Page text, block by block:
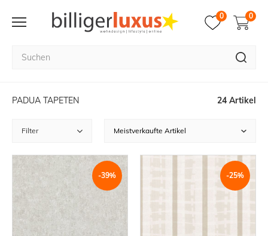
0 0
PADUA TAPETEN 24 Artikel
Filter
-39% -25%